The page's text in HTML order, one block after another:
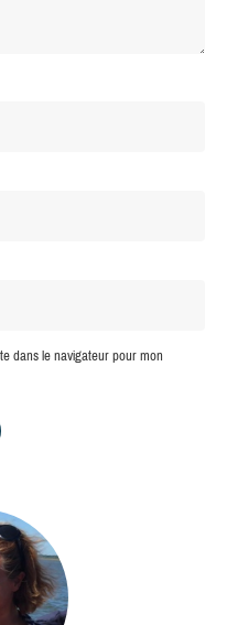
dans le navigateur pour mon